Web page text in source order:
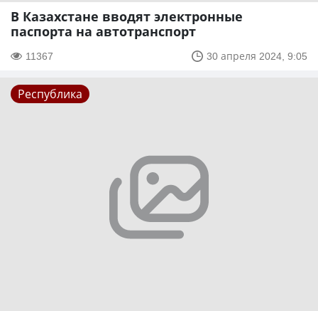
В Казахстане вводят электронные
паспорта на автотранспорт
11367 30 апреля 2024, 9:05
Республика